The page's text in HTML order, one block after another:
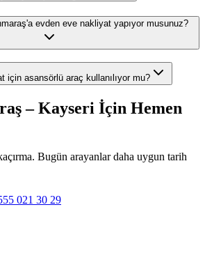
evden eve nakliyat yapıyor musunuz?
için asansörlü araç kullanılıyor mu?
– Kayseri İçin Hemen
Bugün arayanlar daha uygun tarih
021 30 29